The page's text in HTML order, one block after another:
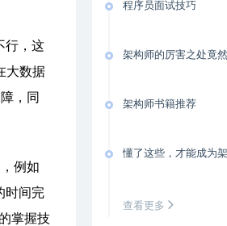
行，这
大数据
，同
例如
时间完
掌握技
程序员面试技巧
架构师的厉害之处竟
架构师书籍推荐
懂了这些，才能成为
查看更多